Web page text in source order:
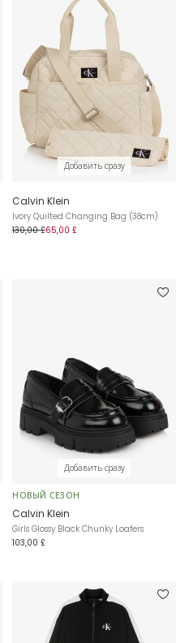
Добавить сразу
Calvin Klein
Ivory Quilted Changing Bag (38cm)
130,00 £65,00 £
Добавить сразу
НОВЫЙ СЕЗОН
Calvin Klein
Girls Glossy Black Chunky Loafers
103,00 £